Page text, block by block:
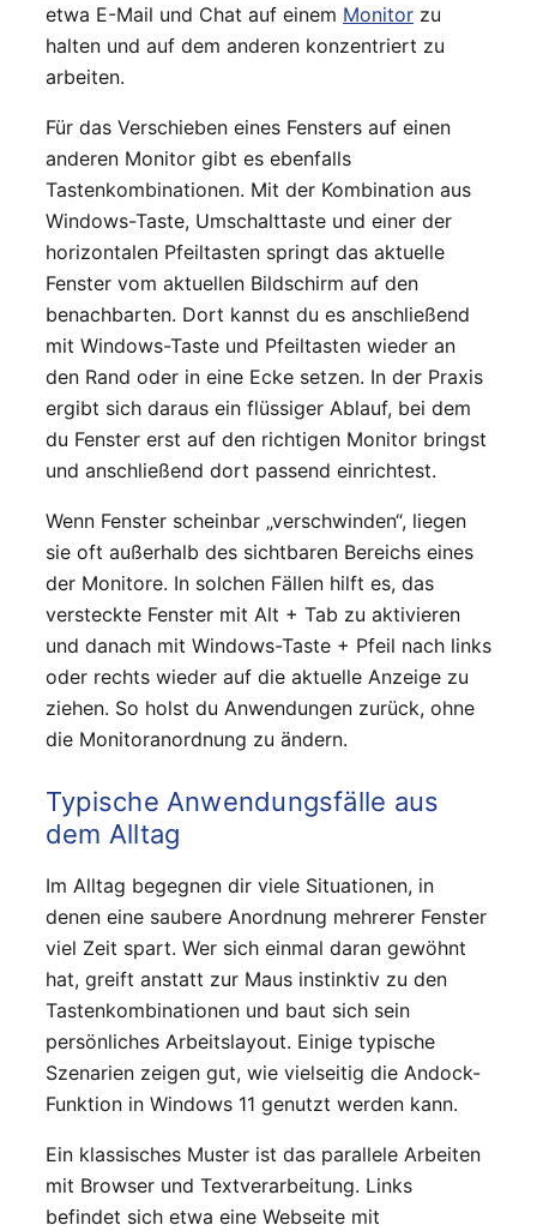
etwa E-Mail und Chat auf einem Monitor zu
halten und auf dem anderen konzentriert zu
arbeiten.
Für das Verschieben eines Fensters auf einen
anderen Monitor gibt es ebenfalls
Tastenkombinationen. Mit der Kombination aus
Windows-Taste, Umschalttaste und einer der
horizontalen Pfeiltasten springt das aktuelle
Fenster vom aktuellen Bildschirm auf den
benachbarten. Dort kannst du es anschließend
mit Windows-Taste und Pfeiltasten wieder an
den Rand oder in eine Ecke setzen. In der Praxis
ergibt sich daraus ein flüssiger Ablauf, bei dem
du Fenster erst auf den richtigen Monitor bringst
und anschließend dort passend einrichtest.
Wenn Fenster scheinbar „verschwinden“, liegen
sie oft außerhalb des sichtbaren Bereichs eines
der Monitore. In solchen Fällen hilft es, das
versteckte Fenster mit Alt + Tab zu aktivieren
und danach mit Windows-Taste + Pfeil nach links
oder rechts wieder auf die aktuelle Anzeige zu
ziehen. So holst du Anwendungen zurück, ohne
die Monitoranordnung zu ändern.
Typische Anwendungsfälle aus
dem Alltag
Im Alltag begegnen dir viele Situationen, in
denen eine saubere Anordnung mehrerer Fenster
viel Zeit spart. Wer sich einmal daran gewöhnt
hat, greift anstatt zur Maus instinktiv zu den
Tastenkombinationen und baut sich sein
persönliches Arbeitslayout. Einige typische
Szenarien zeigen gut, wie vielseitig die Andock-
Funktion in Windows 11 genutzt werden kann.
Ein klassisches Muster ist das parallele Arbeiten
mit Browser und Textverarbeitung. Links
befindet sich etwa eine Webseite mit